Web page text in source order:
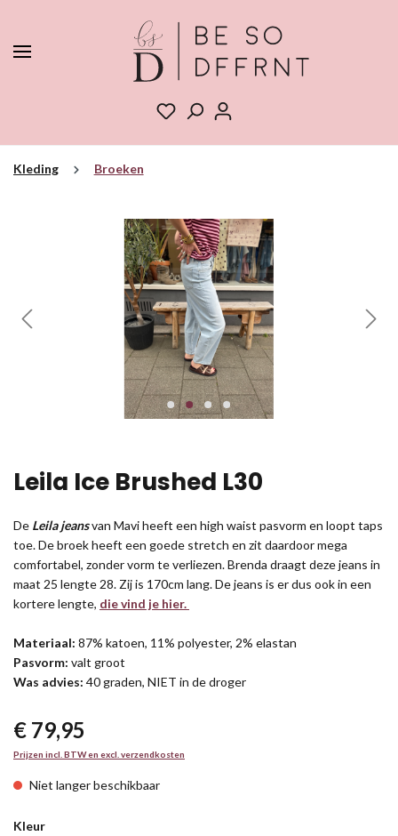
Kleding Broeken
Leila Ice Brushed L30
De Leila jeansvan Mavi heeft een high waist pasvorm en loopt taps
toe. De broek heeft een goede stretch en zit daardoor mega
comfortabel, zonder vorm te verliezen. Brenda draagt deze jeans in
maat 25 lengte 28. Zij is 170cm lang. De jeans is er dus ook in een
kortere lengte, die vind je hier.
Materiaal: 87% katoen, 11% polyester, 2% elastan
Pasvorm: valt groot
Was advies: 40 graden, NIET in de droger
€ 79,95
Prijzen incl. BTW en excl. verzendkosten
Niet langer beschikbaar
Kleur